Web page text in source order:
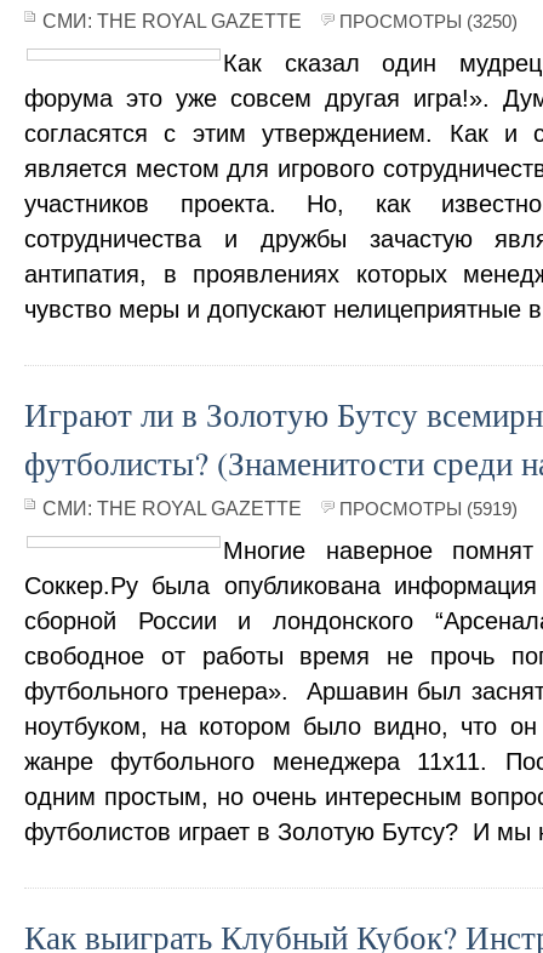
СМИ: THE ROYAL GAZETTE ПРОСМОТРЫ (3250)
Как сказал один
форума это уже совсем другая игра!».
согласятся с этим утверждением. Как
является местом для игрового
участников проекта. Но, как
сотрудничества и дружбы зачастую
антипатия, в проявлениях которых
чувство меры и допускают нелицеприятные
Играют ли в Золотую Бутсу
футболисты? (Знаменитости среди
СМИ: THE ROYAL GAZETTE ПРОСМОТРЫ (5919)
Многие наверное
Соккер.Ру была опубликована
сборной России и лондонского
свободное от работы время не прочь
футбольного тренера». Аршавин был
ноутбуком, на котором было видно, что
жанре футбольного менеджера 11х11.
одним простым, но очень интересным
футболистов играет в Золотую Бутсу? И мы
Как выиграть Клубный Кубок?